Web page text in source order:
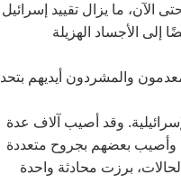
الآن، ما يزال تقييد إسرائيل
الأجساد الهزيلة
في شاتيلا في العام 1982 عندما رفع الأيتام المعدمون والمشردون أيديهم بتحد
وقد أصيب آلاف عدة
وأصيب بعضهم بجروح متعددة
برزت محادثة واحدة